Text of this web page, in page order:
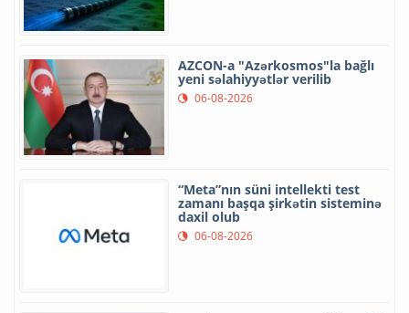
AZCON-a "Azərkosmos"la bağlı
yeni səlahiyyətlər verilib
06-08-2026
“Meta”nın süni intellekti test
zamanı başqa şirkətin sisteminə
daxil olub
06-08-2026